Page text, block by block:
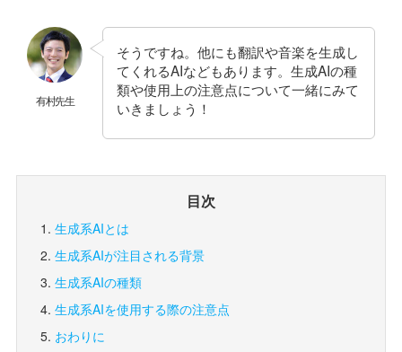
有村先生
そうですね。他にも翻訳や音楽を生成し
てくれるAIなどもあります。生成AIの種
類や使用上の注意点について一緒にみて
いきましょう！
目次
生成系AIとは
生成系AIが注目される背景
生成系AIの種類
生成系AIを使用する際の注意点
おわりに